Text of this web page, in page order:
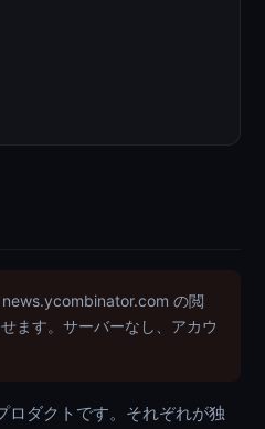
news.ycombinator.com の閲
ます。サーバーなし、アカウ
ロダクトです。それぞれが独